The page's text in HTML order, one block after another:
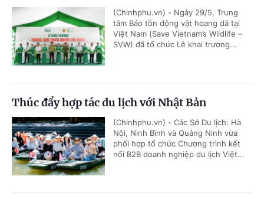
(Chinhphu.vn) - Ngày 29/5, Trung
tâm Bảo tồn động vật hoang dã tại
Việt Nam (Save Vietnam’s Wildlife –
SVW) đã tổ chức Lễ khai trương...
Thúc đẩy hợp tác du lịch với Nhật Bản
(Chinhphu.vn) - Các Sở Du lịch: Hà
Nội, Ninh Bình và Quảng Ninh vừa
phối hợp tổ chức Chương trình kết
nối B2B doanh nghiệp du lịch Việt...